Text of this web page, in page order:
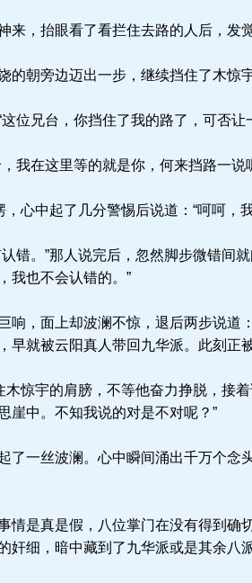
，抬眼看了看拦住去路的人后，发
朝旁边迈出一步，继续挡住了木惊宇
位兄台，你挡住了我的路了，可否让
我在这里等的就是你，何来挡路一说
心中起了几分警惕后说道：“呵呵，
错。”那人说完后，忽然脚步微错间
我也不会认错的。”
，面上却波澜不惊，退后两步说道
早就被云阳真人带回九华派。此刻正
惊宇的肩膀，不等他奋力挣脱，接
崖中。不知我说的对是不对呢？”
一丝波澜。心中瞬间涌出千万个念
是真是假，八位掌门在没有得到确
奸细，暗中藏到了九华派或是其余八